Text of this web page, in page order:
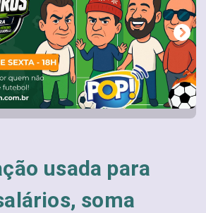
usada para
soma